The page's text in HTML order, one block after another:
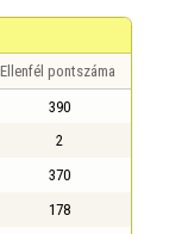
Ellenfél pontszáma
390
2
370
178